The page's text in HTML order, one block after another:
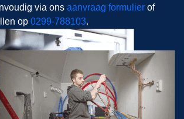
via ons aanvraag formulierof
op 0299-788103.